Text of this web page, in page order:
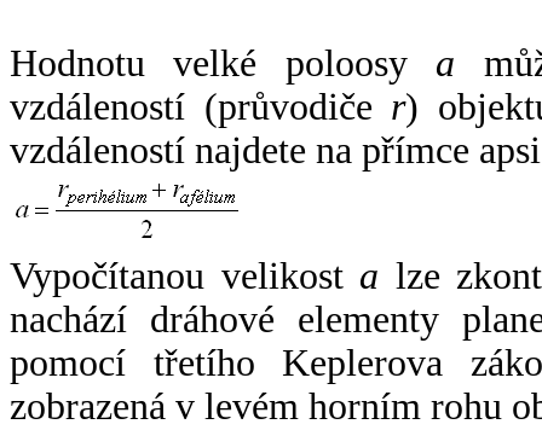
Hodnotu velké poloosy a
vzdáleností (průvodiče r)
vzdáleností najdete na přímce
Vypočítanou velikost a lze
nachází dráhové elementy
pomocí třetího Keplerova
zobrazená v levém horním rohu